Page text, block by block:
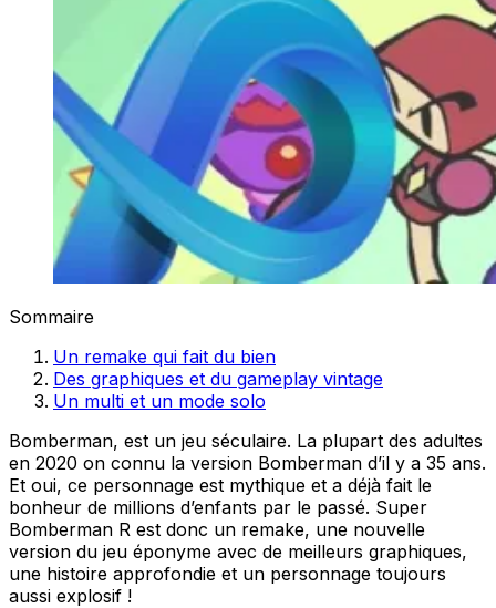
Sommaire
Un remake qui fait du bien
Des graphiques et du gameplay vintage
Un multi et un mode solo
Bomberman, est un jeu séculaire. La plupart des adultes
en 2020 on connu la version Bomberman d’il y a 35 ans.
Et oui, ce personnage est mythique et a déjà fait le
bonheur de millions d’enfants par le passé. Super
Bomberman R est donc un remake, une nouvelle
version du jeu éponyme avec de meilleurs graphiques,
une histoire approfondie et un personnage toujours
aussi explosif !